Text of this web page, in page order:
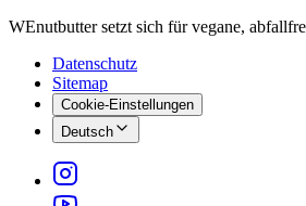
WEnutbutter setzt sich für vegane,
Datenschutz
Sitemap
Cookie-Einstellungen
Deutsch